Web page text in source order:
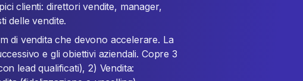
clienti: direttori vendite, manager,
delle vendite.
di vendita che devono accelerare. La
e gli obiettivi aziendali. Copre 3
lead qualificati), 2) Vendita: